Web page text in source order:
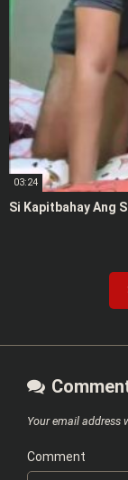
03:24
Si Kapitbahay Ang
Your email address
Comment